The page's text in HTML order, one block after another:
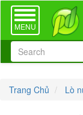
TOGGLE
NAVIGATION
MENU
Trang Chủ Lò